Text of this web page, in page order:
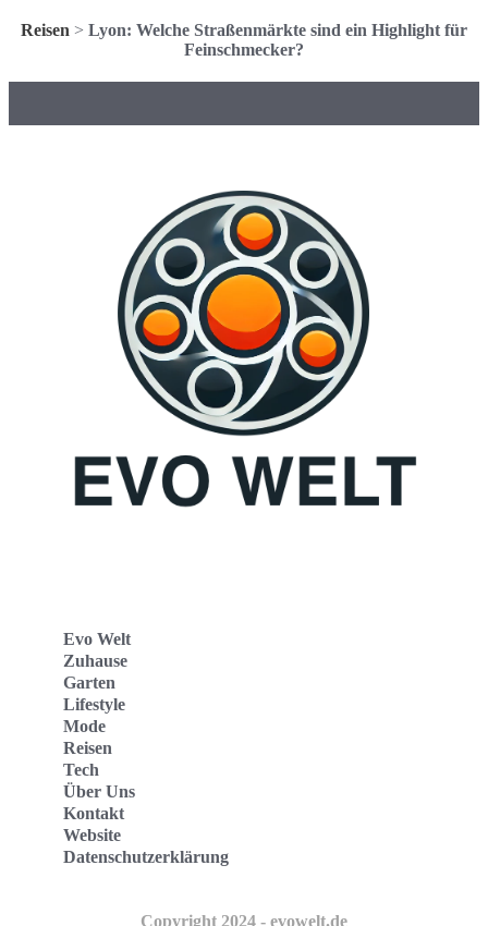
Reisen > Lyon: Welche Straßenmärkte sind ein Highlight für
Feinschmecker?
Evo Welt
Zuhause
Garten
Lifestyle
Mode
Reisen
Tech
Über Uns
Kontakt
Website
Datenschutzerklärung
Copyright 2024 - evowelt.de